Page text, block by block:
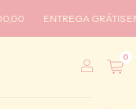
ENTREGA GRÁTIS EM
0